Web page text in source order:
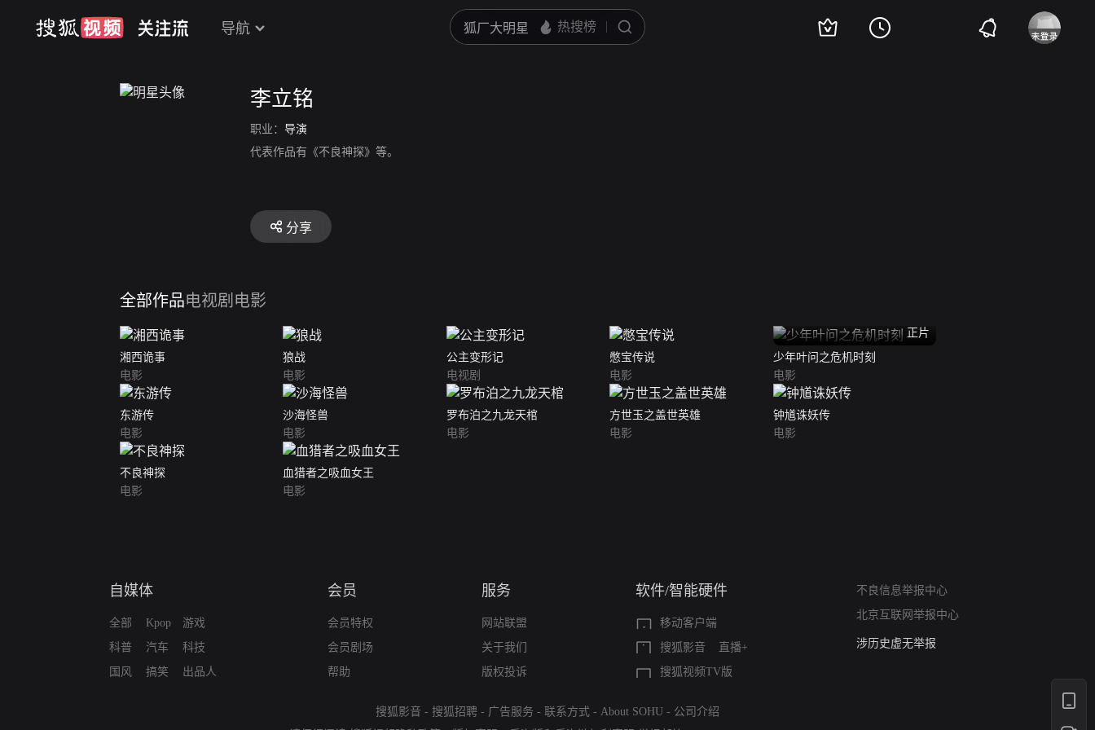
导航
李立铭
职业： 导演
代表作品有《不良神探》等。
分享
全部作品电视剧 电影
湘西诡事
电影
狼战
电影
公主变形记
电视剧
憋宝传说
电影
正片
少年叶问之危机时刻
电影
东游传
电影
沙海怪兽
电影
罗布泊之九龙天棺
电影
方世玉之盖世英雄
电影
钟馗诛妖传
电影
不良神探
电影
血猎者之吸血女王
电影
自媒体
全部
科普
国风
Kpop
汽车
搞笑
游戏
科技
出品人
会员
会员特权
会员剧场
帮助
服务
网站联盟
关于我们
版权投诉
软件/智能硬件
移动客户端
搜狐影音
直播+
搜狐视频TV版
不良信息举报中心
北京互联网举报中心
亚运会举报专区
涉历史虚无举报
搜狐影音 - 搜狐招聘 - 广告服务 - 联系方式 - About SOHU - 公司介绍